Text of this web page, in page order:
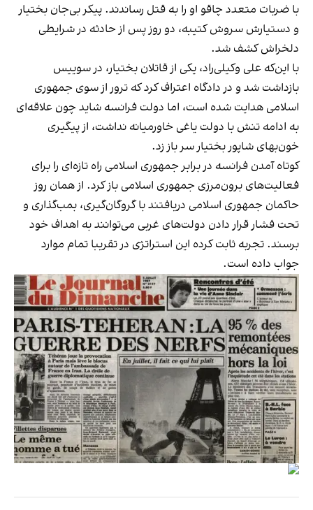
با ضربات متعدد چاقو او را به قتل رساندند. پیکر بی‌جان بختیار
و دستیارش سروش کتیبه، دو روز پس از حادثه در شرایطی
دلخراش کشف شد.
با این‌که علی وکیلی‌راد، یکی از قاتلان بختیار، در سوییس
بازداشت شد و در دادگاه اعتراف کرد که ترور از سوی جمهوری
اسلامی هدایت شده است، اما دولت فرانسه شاید چون علاقه‌ای
به ادامه‌ تنش با دولت یاغی خاورمیانه نداشت، از پیگیری
خون‌بهای شاپور بختیار سر باز زد.
کوتاه آمدن فرانسه در برابر جمهوری اسلامی راه تازه‌ای را برای
فعالیت‌های برون‌مرزی جمهوری اسلامی باز کرد. از همان روز
حاکمان جمهوری اسلامی دریافتند با گروگان‌گیری، بمب‌گذاری و
تحت فشار قرار دادن دولت‌های غربی می‌توانند به اهداف خود
برسند. تجربه ثابت کرده این استراتژی در تقریبا تمام موارد
جواب داده است.